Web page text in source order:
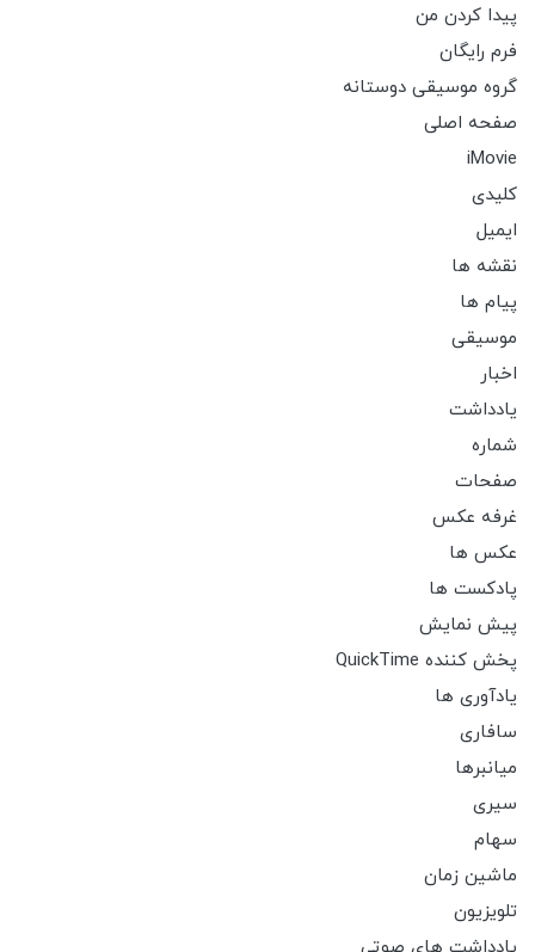
پیدا کردن من
فرم رایگان
گروه موسیقی دوستانه
صفحه اصلی
iMovie
کلیدی
ایمیل
نقشه ها
پیام ها
موسیقی
اخبار
یادداشت
شماره
صفحات
غرفه عکس
عکس ها
پادکست ها
پیش نمایش
پخش کننده QuickTime
یادآوری ها
سافاری
میانبرها
سیری
سهام
ماشین زمان
تلویزیون